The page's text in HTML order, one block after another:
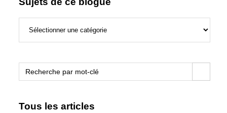
Search
for:
Search Button
Tous les articles